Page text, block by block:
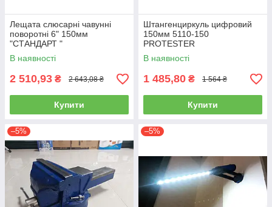
Лещата слюсарні чавунні
поворотні 6" 150мм
"СТАНДАРТ "
В наявності
2 510,93 ₴ 2 643,08 ₴
Купити
Штангенциркуль цифровий
150мм 5110-150
PROTESTER
В наявності
1 485,80 ₴ 1 564 ₴
Купити
–5% –5%